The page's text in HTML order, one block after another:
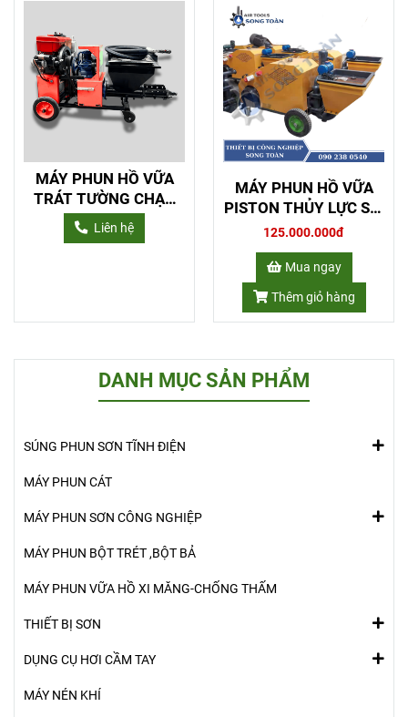
MÁY PHUN HỒ VỮA
TRÁT TƯỜNG CHẠY
DẦU DIESEL ST-M6
Liên hệ
MÁY PHUN HỒ VỮA
PISTON THỦY LỰC ST-
5011
125.000.000đ
Mua ngay
Thêm giỏ hàng
DANH MỤC SẢN PHẨM
SÚNG PHUN SƠN TĨNH ĐIỆN
MÁY PHUN CÁT
MÁY PHUN SƠN CÔNG NGHIỆP
MÁY PHUN BỘT TRÉT ,BỘT BẢ
MÁY PHUN VỮA HỒ XI MĂNG-CHỐNG THẤM
THIẾT BỊ SƠN
DỤNG CỤ HƠI CẦM TAY
MÁY NÉN KHÍ